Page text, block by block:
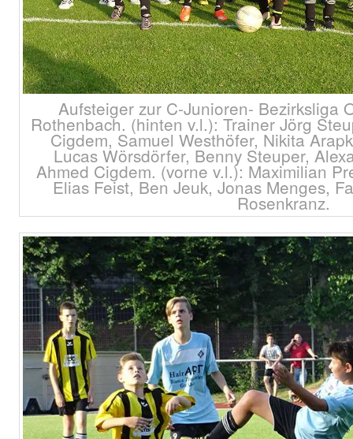
Aufsteiger zur C-Junioren- Bezirksliga
Rothenbach. (hinten v.l.): Trainer Jörg
Cigdem, Samuel Westhöfer, Nikita
Lucas Wörsdörfer, Benny Steuper,
Ahmed Cigdem. (vorne v.l.): Maximilian
Elias Feist, Ben Jeuk, Jonas Menges,
Rosenkranz.